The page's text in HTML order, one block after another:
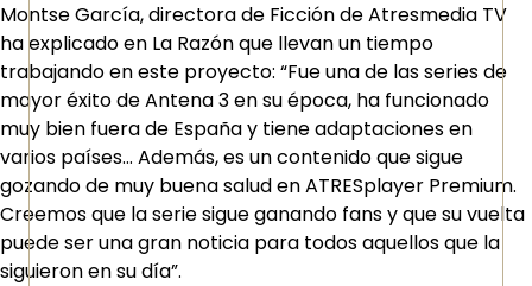
Montse García, directora de Ficción de Atresmedia TV
ha explicado en La Razón que llevan un tiempo
trabajando en este proyecto: “Fue una de las series de
mayor éxito de Antena 3 en su época, ha funcionado
muy bien fuera de España y tiene adaptaciones en
varios países… Además, es un contenido que sigue
gozando de muy buena salud en ATRESplayer Premium.
Creemos que la serie sigue ganando fans y que su vuelta
puede ser una gran noticia para todos aquellos que la
siguieron en su día”.